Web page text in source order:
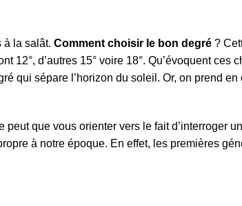
à la salât. Comment choisir le bon degré ?
12°, d’autres 15° voire 18°. Qu’évoquent ces
qui sépare l’horizon du soleil. Or, on prend en
peut que vous orienter vers le fait d’interroger
à notre époque. En effet, les premières